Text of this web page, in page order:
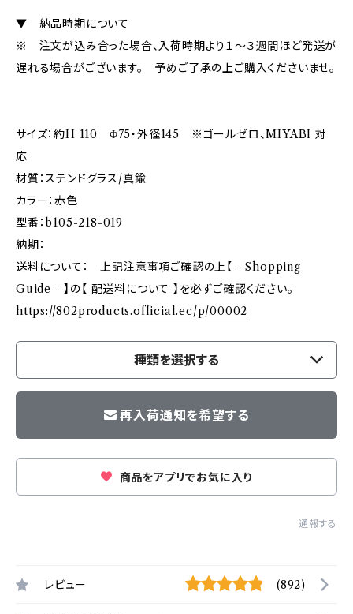
▼ 納品時期について
※ 注文が込み合った場合、入荷時期より１～３週間ほど発送が
遅れる場合がございます。 予めご了承の上ご購入くださいませ。
サイズ：約H 110 Φ75・外径145 ※ゴールゼロ、MIYABI 対
応
材質：ステンドグラス/真鍮
カラー：赤色
型番：b105-218-019
納期：
送料について： 上記注意事項ご確認の上【 - Shopping
Guide - 】の【 配送料について 】を必ずご確認ください。
https://802products.official.ec/p/00002
種類を選択する
再入荷通知を希望する
商品をアプリでお気に入り
通報する
レビュー (892)